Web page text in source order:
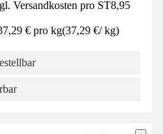
Versandkosten pro ST8,95
€ pro kg(37,29 €/ kg)